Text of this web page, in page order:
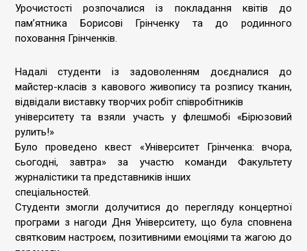
Урочистості розпочалися із покладання квітів до
пам’ятника Борисові Грінченку та до родинного
поховання Грінченків.
Надалі студенти із задоволенням доєдналися до
майстер-класів з кавового живопису та розпису тканин,
відвідали виставку творчих робіт співробітників
університету та взяли участь у флешмобі «Бірюзовий
рулить!»
Було проведено квест «Університет Грінченка: вчора,
сьогодні, завтра» за участю команди Факультету
журналістики та представників інших
спеціальностей.
Студенти змогли долучитися до перегляду концертної
програми з нагоди Дня Університету, що була сповнена
святковим настроєм, позитивними емоціями та жагою до